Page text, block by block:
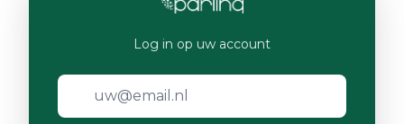
Log in op uw account